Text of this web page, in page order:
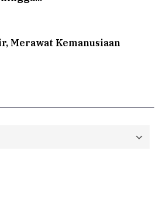
Merawat Kemanusiaan